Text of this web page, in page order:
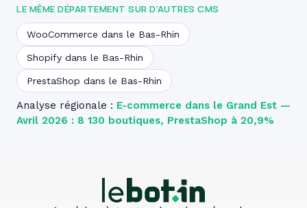
LE MÊME DÉPARTEMENT SUR D’AUTRES CMS
WooCommerce dans le Bas-Rhin
Shopify dans le Bas-Rhin
PrestaShop dans le Bas-Rhin
Analyse régionale : E-commerce dans le Grand Est —
Avril 2026 : 8 130 boutiques, PrestaShop à 20,9%